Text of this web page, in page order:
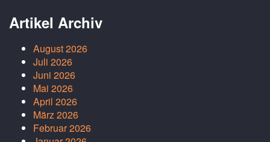
Artikel Archiv
August 2026
Juli 2026
Juni 2026
Mai 2026
April 2026
März 2026
Februar 2026